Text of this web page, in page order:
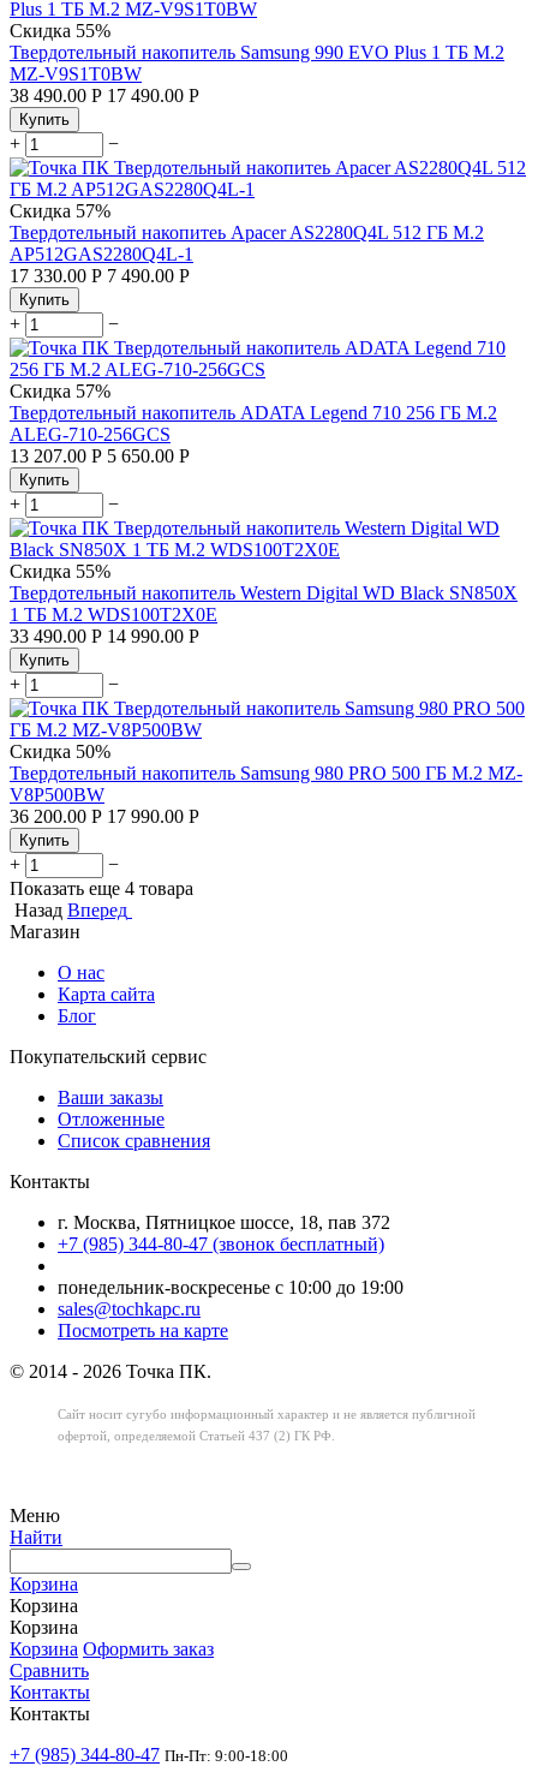
Скидка 55%
Твердотельный накопитель Samsung 990 EVO Plus 1 ТБ M.2
MZ-V9S1T0BW
38 490.00 Р 17 490.00 Р
Купить
+ −
Скидка 57%
Твердотельный накопитеь Apacer AS2280Q4L 512 ГБ M.2
AP512GAS2280Q4L-1
17 330.00 Р 7 490.00 Р
Купить
+ −
Скидка 57%
Твердотельный накопитель ADATA Legend 710 256 ГБ M.2
ALEG-710-256GCS
13 207.00 Р 5 650.00 Р
Купить
+ −
Скидка 55%
Твердотельный накопитель Western Digital WD Black SN850X
1 ТБ M.2 WDS100T2X0E
33 490.00 Р 14 990.00 Р
Купить
+ −
Скидка 50%
Твердотельный накопитель Samsung 980 PRO 500 ГБ M.2 MZ-
V8P500BW
36 200.00 Р 17 990.00 Р
Купить
+
−
Показать еще 4 товара
Назад Вперед
Магазин
О нас
Карта сайта
Блог
Покупательский сервис
Ваши заказы
Отложенные
Список сравнения
Контакты
г. Москва, Пятницкое шоссе, 18, пав 372
+7 (985) 344-80-47 (звонок бесплатный)
понедельник-воскресенье с 10:00 до 19:00
sales@tochkapc.ru
Посмотреть на карте
© 2014 - 2026 Точка ПК.
Сайт носит сугубо информационный характер и не является публичной
офертой, определяемой Статьей 437 (2) ГК РФ.
Меню
Найти
Корзина
Корзина
Корзина
Корзина Оформить заказ
Сравнить
Контакты
Контакты
+7 (985) 344-80-47 Пн-Пт: 9:00-18:00